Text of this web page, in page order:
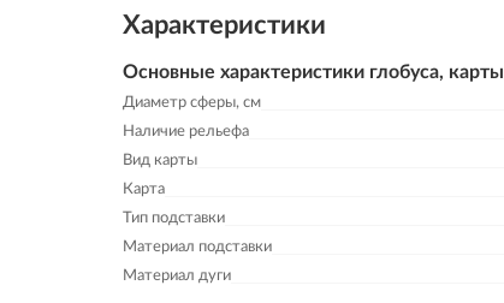
Характеристики
Основные характеристики глобуса, карты
Диаметр сферы, см
Наличие рельефа
Вид карты
Карта
Тип подставки
Материал подставки
Материал дуги